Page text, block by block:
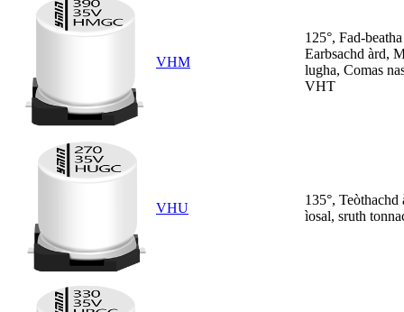
VHM
125°, Fad-
Earbsachd àrd,
lugha, Comas
VHT
VHU
135°, Teòthachd
ìosal, sruth